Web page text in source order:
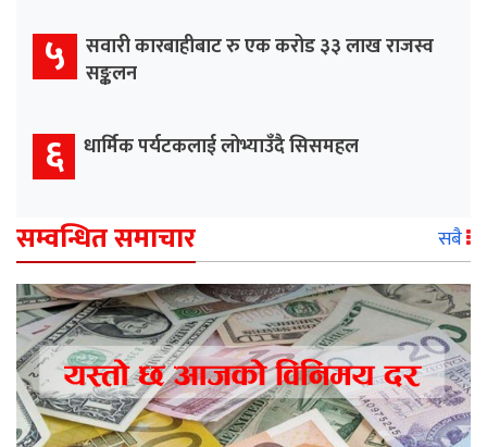
५
सवारी कारबाहीबाट रु एक करोड ३३ लाख राजस्व
सङ्कलन
६ धार्मिक पर्यटकलाई लोभ्याउँदै सिसमहल
सम्वन्धित समाचार सबै